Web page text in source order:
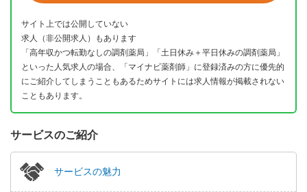
サイト上では公開していない
求人（非公開求人）もあります
「高年収かつ転勤なしの調剤薬局」「土日休み＋平日休みの調剤薬局」
といった人気求人の場合、「マイナビ薬剤師」に登録済みの方に優先的
にご紹介してしまうこともあるためサイトには求人情報が掲載されない
こともあります。
サービスのご紹介
サービスの魅力